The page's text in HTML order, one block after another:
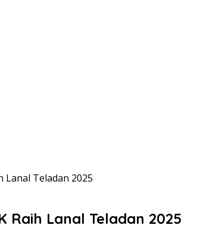
Lanal Teladan 2025
Raih Lanal Teladan 2025